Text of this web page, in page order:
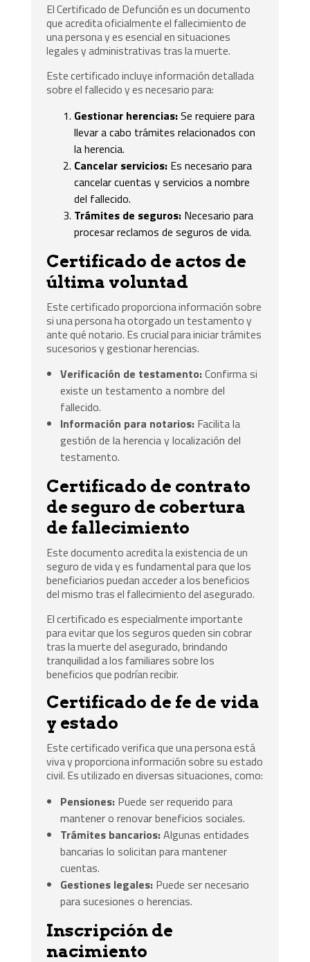
El Certificado de Defunción es un documento
que acredita oficialmente el fallecimiento de
una persona y es esencial en situaciones
legales y administrativas tras la muerte.
Este certificado incluye información detallada
sobre el fallecido y es necesario para:
Gestionar herencias:Se requiere para
llevar a cabo trámites relacionados con
la herencia.
Cancelar servicios: Es necesario para
cancelar cuentas y servicios a nombre
del fallecido.
Trámites de seguros: Necesario para
procesar reclamos de seguros de vida.
Certificado de actos de
última voluntad
Este certificado proporciona información sobre
si una persona ha otorgado un testamento y
ante qué notario. Es crucial para iniciar trámites
sucesorios y gestionar herencias.
Verificación de testamento:Confirma si
existe un testamento a nombre del
fallecido.
Información para notarios: Facilita la
gestión de la herencia y localización del
testamento.
Certificado de contrato
de seguro de cobertura
de fallecimiento
Este documento acredita la existencia de un
seguro de vida y es fundamental para que los
beneficiarios puedan acceder a los beneficios
del mismo tras el fallecimiento del asegurado.
El certificado es especialmente importante
para evitar que los seguros queden sin cobrar
tras la muerte del asegurado, brindando
tranquilidad a los familiares sobre los
beneficios que podrían recibir.
Certificado de fe de vida
y estado
Este certificado verifica que una persona está
viva y proporciona información sobre su estado
civil. Es utilizado en diversas situaciones, como:
Pensiones: Puede ser requerido para
mantener o renovar beneficios sociales.
Trámites bancarios:Algunas entidades
bancarias lo solicitan para mantener
cuentas.
Gestiones legales: Puede ser necesario
para sucesiones o herencias.
Inscripción de
nacimiento